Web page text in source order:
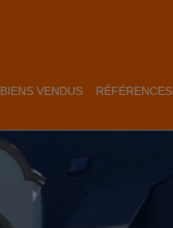
BIENS VENDUS RÉFÉRENCES